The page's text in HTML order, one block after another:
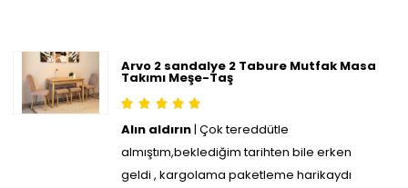
Arvo 2 sandalye 2 Tabure Mutfak Masa
Takımı Meşe-Taş
Alın aldırın| Çok tereddütle
almıştım,beklediğim tarihten bile erken
geldi , kargolama paketleme harikaydı